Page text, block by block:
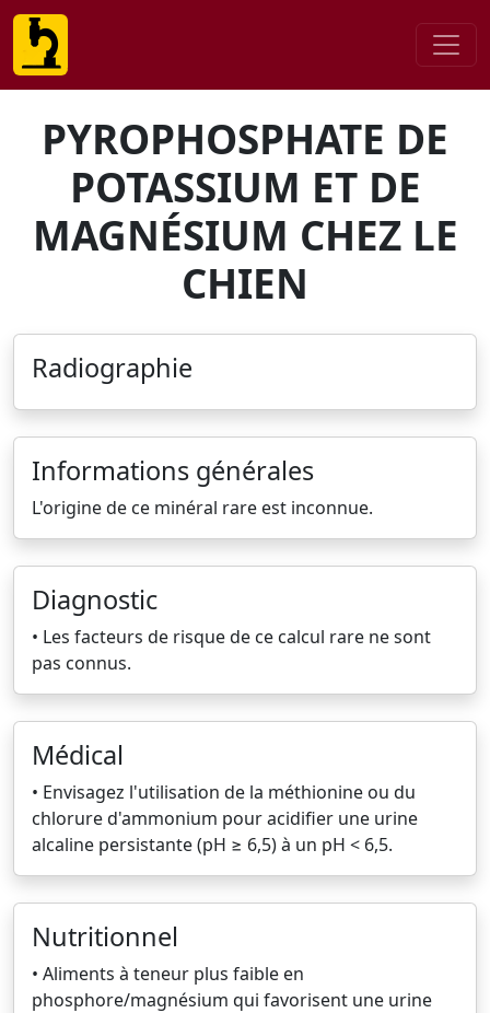
PYROPHOSPHATE DE
POTASSIUM ET DE
MAGNÉSIUM CHEZ LE
CHIEN
Radiographie
Informations générales
L'origine de ce minéral rare est inconnue.
Diagnostic
• Les facteurs de risque de ce calcul rare ne sont
pas connus.
Médical
• Envisagez l'utilisation de la méthionine ou du
chlorure d'ammonium pour acidifier une urine
alcaline persistante (pH ≥ 6,5) à un pH < 6,5.
Nutritionnel
• Aliments à teneur plus faible en
phosphore/magnésium qui favorisent une urine